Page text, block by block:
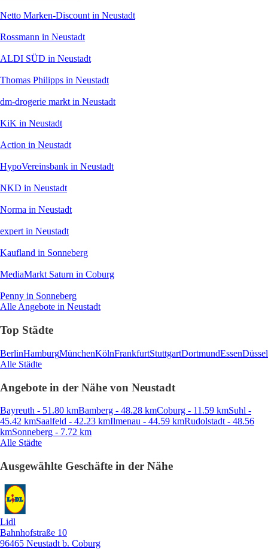
Netto Marken-Discount in Neustadt
Rossmann in Neustadt
ALDI SÜD in Neustadt
Thomas Philipps in Neustadt
dm-drogerie markt in Neustadt
KiK in Neustadt
Action in Neustadt
HypoVereinsbank in Neustadt
NKD in Neustadt
Norma in Neustadt
expert in Neustadt
Kaufland in Sonneberg
MediaMarkt Saturn in Coburg
Penny in Sonneberg
Alle Angebote in Neustadt
Top Städte
BerlinHamburgMünchenKölnFrankfurtStuttgartDortmundEssen
Alle Städte
Angebote in der Nähe von Neustadt
Bayreuth - 51.80 kmBamberg - 48.28 kmCoburg - 11.59 kmSuhl -
45.42 kmSaalfeld - 42.23 kmIlmenau - 44.59 kmRudolstadt - 48.56
kmSonneberg - 7.72 km
Alle Städte
Ausgewählte Geschäfte in der Nähe
Lidl
Bahnhofstraße 10
96465 Neustadt b. Coburg